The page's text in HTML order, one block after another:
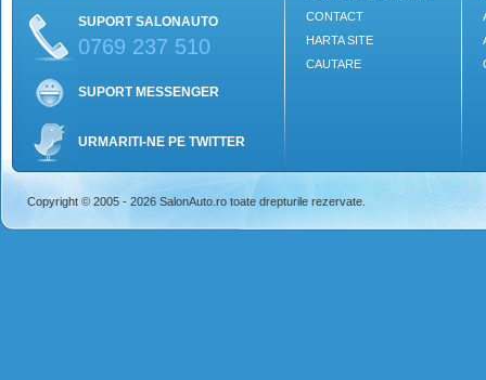
SUPORT SALONAUTO
0769 237 510
SUPORT MESSENGER
URMARITI-NE PE TWITTER
CONTACT
HARTA SITE
CAUTARE
Copyright © 2005 - 2026 SalonAuto.ro toate drepturile rezervate.